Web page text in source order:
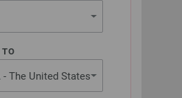
- The United States
20MM